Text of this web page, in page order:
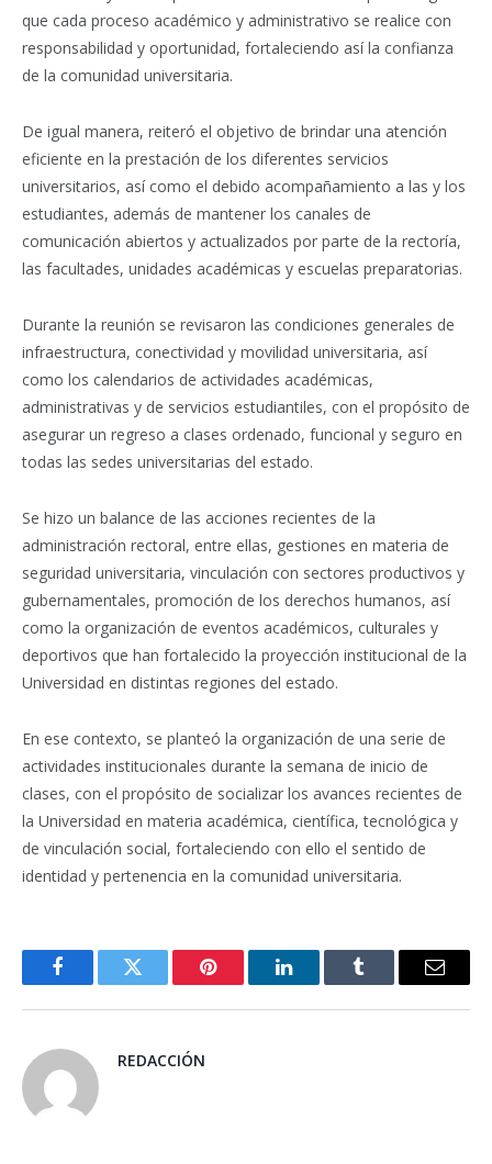
que cada proceso académico y administrativo se realice con
responsabilidad y oportunidad, fortaleciendo así la confianza
de la comunidad universitaria.
De igual manera, reiteró el objetivo de brindar una atención
eficiente en la prestación de los diferentes servicios
universitarios, así como el debido acompañamiento a las y los
estudiantes, además de mantener los canales de
comunicación abiertos y actualizados por parte de la rectoría,
las facultades, unidades académicas y escuelas preparatorias.
Durante la reunión se revisaron las condiciones generales de
infraestructura, conectividad y movilidad universitaria, así
como los calendarios de actividades académicas,
administrativas y de servicios estudiantiles, con el propósito de
asegurar un regreso a clases ordenado, funcional y seguro en
todas las sedes universitarias del estado.
Se hizo un balance de las acciones recientes de la
administración rectoral, entre ellas, gestiones en materia de
seguridad universitaria, vinculación con sectores productivos y
gubernamentales, promoción de los derechos humanos, así
como la organización de eventos académicos, culturales y
deportivos que han fortalecido la proyección institucional de la
Universidad en distintas regiones del estado.
En ese contexto, se planteó la organización de una serie de
actividades institucionales durante la semana de inicio de
clases, con el propósito de socializar los avances recientes de
la Universidad en materia académica, científica, tecnológica y
de vinculación social, fortaleciendo con ello el sentido de
identidad y pertenencia en la comunidad universitaria.
FacebookTwitter Pinterest LinkedInTumblr Email
REDACCIÓN